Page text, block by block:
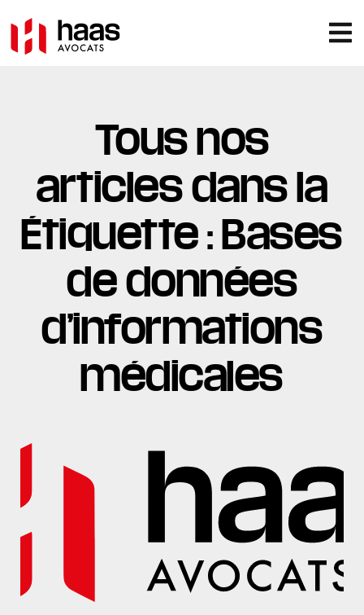
Tous nos
articles dans la
Étiquette : Bases
de données
d’informations
médicales